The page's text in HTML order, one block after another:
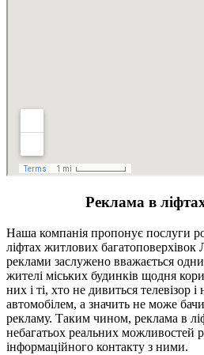
Реклама в
Наша компанія пропонує послуги
ліфтах житлових
реклами заслужено вважається
жителі міських будинків щодня
них і ті, хто не дивиться телевізор і
автомобілем, а значить не може
рекламу. Таким чином, реклама в
небагатьох реальних можливостей
інформаційного контакту з ними.